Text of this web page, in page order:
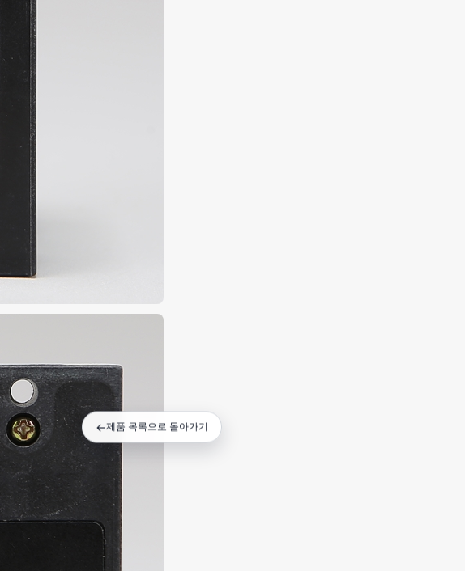
←제품 목록으로 돌아가기